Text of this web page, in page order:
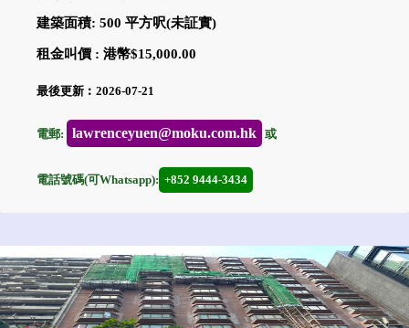
建築面積: 500 平方呎(未証實)
租金叫價 : 港幣$15,000.00
最後更新︰2026-07-21
電郵: lawrenceyuen@moku.com.hk 或
電話號碼(可Whatsapp): +852 9444-3434